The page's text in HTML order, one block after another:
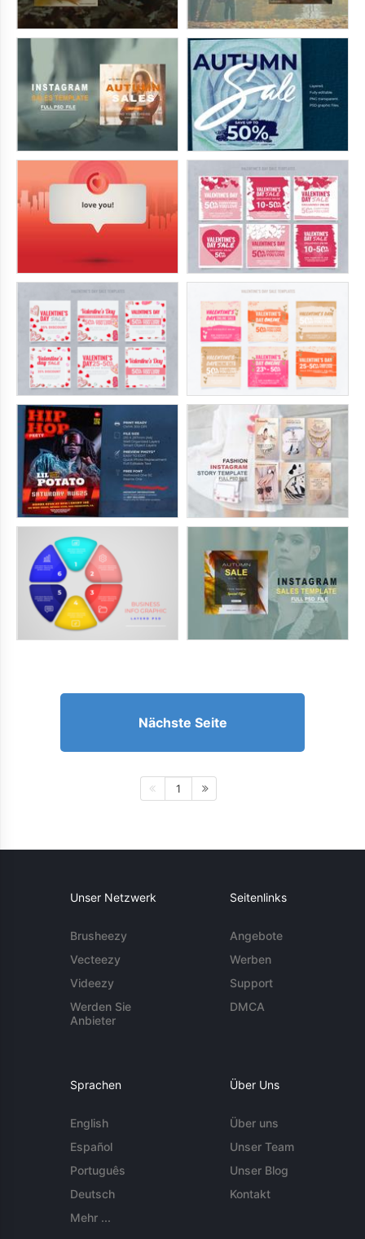
Nächste Seite
1
Unser Netzwerk
Brusheezy
Vecteezy
Videezy
Werden Sie
Anbieter
Seitenlinks
Angebote
Werben
Support
DMCA
Sprachen
English
Español
Português
Deutsch
Mehr ...
Über Uns
Über uns
Unser Team
Unser Blog
Kontakt